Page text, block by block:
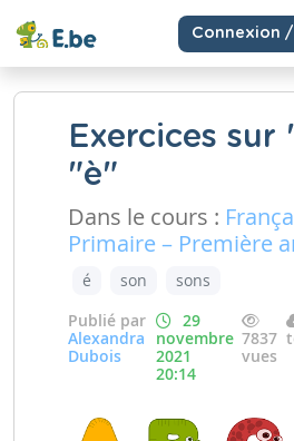
Connexion
Exercices sur
"è"
Dans le cours :
Primaire – Première
é son
sons
Publié par
Alexandra
Dubois
29
novembre
2021
20:14
7837
vues